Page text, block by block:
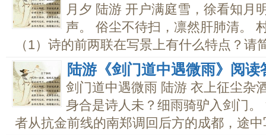
月夕 陆游 开户满庭雪，徐看知月
声。 俗尘不待扫，凛然肝肺清。
（1）诗的前两联在写景上有什么特点？请
陆游《剑门道中遇微雨》阅
剑门道中遇微雨 陆游 衣上征尘杂
身合是诗人未？细雨骑驴入剑门
者从抗金前线的南郑调回后方的成都，途中